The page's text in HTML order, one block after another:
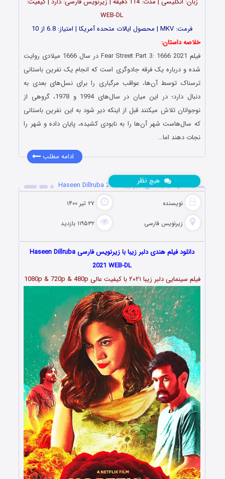
WEB-DL
فرمت: MKV | محصول ایالات متحده آمریکا | امتیاز: 6.8 از 10
خلاصه داستان:
فیلم Fear Street Part 3: 1666 2021 در سال 1666 میلادی روایت
شده و درباره یک فرقه جادوگری است که انجام یک نفرین باستانی
ترسناک توسط آن‌ها، عواقب مرگباری را برای نسل‌های بعدی به
دنبال دارد؛ در این میان در سال‌های 1994 و 1978، گروهی از
نوجوانان تلاش میکنند قبل از اینکه دیر شود به این نفرین باستانی
که سال‌هاست شهر آن‌ها را به نابودی کشیده، پایان داده و شهر را
نجات دهند اما…
ادامه مطلب
دانلود فیلم هندی دلبر زیبا Haseen Dillruba 2021
نویسنده ۲۷ تیر ۱۴۰۰
زیرنویس فارسی ۱۱۹۵۳۲ بازدید
هیچ نظر
دانلود فیلم هندی دلبر زیبا با زیرنویس فارسی Haseen Dillruba
2021 WEB-DL
فیلم سینماییدلبر زیبا ۲۰۲۱ با کیفیت عالی 1080p & 720p & 480p